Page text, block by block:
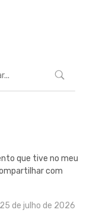
que tive no meu
com
25 de julho de 2026